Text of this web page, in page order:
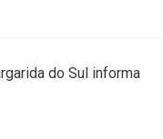
do Sul informa